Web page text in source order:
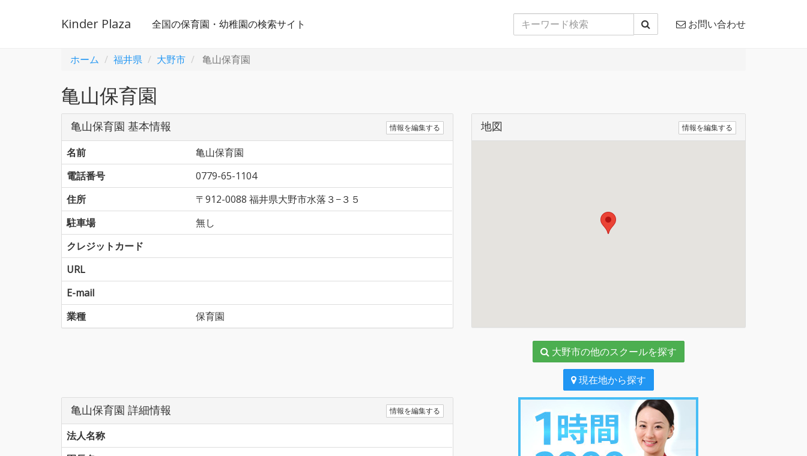
Kinder Plaza 全国の保育園・幼稚園の検索サイト お問い合わせ
ホーム 福井県 大野市 亀山保育園
亀山保育園
亀山保育園 基本情報 情報を編集する
名前
亀山保育園
電話番号
0779-65-1104
住所
〒912-0088 福井県大野市水落３−３５
駐車場
無し
クレジットカード
URL
E-mail
業種
保育園
地図 情報を編集する
大野市の他のスクールを探す
現在地から探す
亀山保育園 詳細情報 情報を編集する
法人名称